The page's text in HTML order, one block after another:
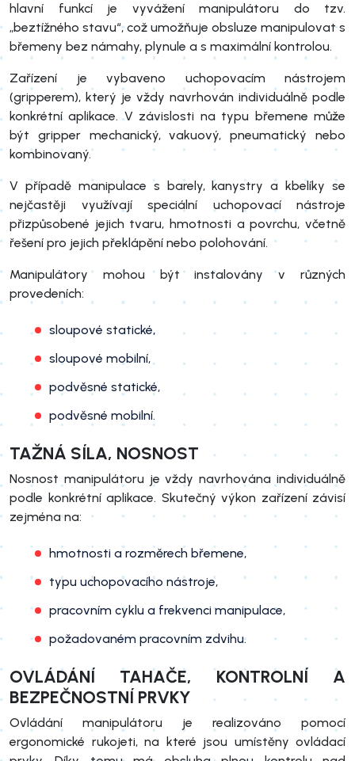
hlavní funkcí je vyvážení manipulátoru do tzv.
„beztížného stavu“, což umožňuje obsluze manipulovat s
břemeny bez námahy, plynule a s maximální kontrolou.
Zařízení je vybaveno uchopovacím nástrojem
(gripperem), který je vždy navrhován individuálně podle
konkrétní aplikace. V závislosti na typu břemene může
být gripper mechanický, vakuový, pneumatický nebo
kombinovaný.
V případě manipulace s barely, kanystry a kbelíky se
nejčastěji využívají speciální uchopovací nástroje
přizpůsobené jejich tvaru, hmotnosti a povrchu, včetně
řešení pro jejich překlápění nebo polohování.
Manipulátory mohou být instalovány v různých
provedeních:
sloupové statické,
sloupové mobilní,
podvěsné statické,
podvěsné mobilní.
TAŽNÁ SÍLA, NOSNOST
Nosnost manipulátoru je vždy navrhována individuálně
podle konkrétní aplikace. Skutečný výkon zařízení závisí
zejména na:
hmotnosti a rozměrech břemene,
typu uchopovacího nástroje,
pracovním cyklu a frekvenci manipulace,
požadovaném pracovním zdvihu.
OVLÁDÁNÍ TAHAČE, KONTROLNÍ A
BEZPEČNOSTNÍ PRVKY
Ovládání manipulátoru je realizováno pomocí
ergonomické rukojeti, na které jsou umístěny ovládací